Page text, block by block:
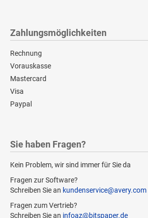
Zahlungsmöglichkeiten
Rechnung
Vorauskasse
Mastercard
Visa
Paypal
Sie haben Fragen?
Kein Problem, wir sind immer für Sie da
Fragen zur Software?
Schreiben Sie an kundenservice@avery.com
Fragen zum Vertrieb?
Schreiben Sie an infoaz@bitspaper.de